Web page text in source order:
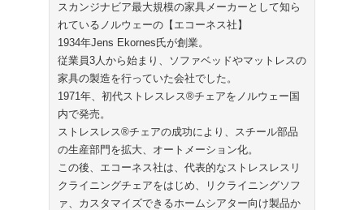
スカンジナビア最大規模の家具メーカーとして知ら
れているノルウェーの【エコーネス社】
1934年Jens Ekornes氏が創業。
従業員3人から始まり、ソファベッドやマットレスの
家具の製造を行っていた会社でした。
1971年、初代ストレスレス®チェアをノルウェー国
内で発売。
ストレスレス®チェアの成功により、スチール部品
の生産部門を拡大、オートメーション化。
この後、エコーネス社は、代表的なストレスレスリ
クライニングチェアをはじめ、リクライニングソフ
ァ、カスタマイズできるホームシアター向け製品か